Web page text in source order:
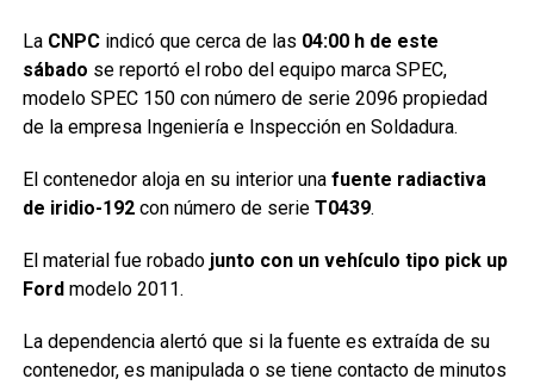
La CNPCindicó que cerca de las 04:00 h de este
sábado se reportó el robo del equipo marca SPEC,
modelo SPEC 150 con número de serie 2096 propiedad
de la empresa Ingeniería e Inspección en Soldadura.
El contenedor aloja en su interior una fuente radiactiva
de iridio-192con número de serie T0439.
El material fue robado junto con un vehículo tipo pick up
Ford modelo 2011.
La dependencia alertó que si la fuente es extraída de su
contenedor, es manipulada o se tiene contacto de minutos